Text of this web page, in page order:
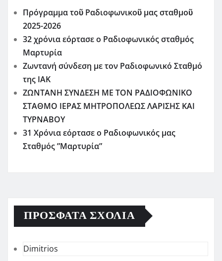
Πρόγραμμα τοῦ Ραδιοφωνικοῦ μας σταθμοῦ
2025-2026
32 χρόνια εόρτασε ο Ραδιοφωνικός σταθμός
Μαρτυρία
Ζωντανή σύνδεση με τον Ραδιοφωνικό Σταθμό
της ΙΑΚ
ΖΩΝΤΑΝΗ ΣΥΝΔΕΣΗ ΜΕ ΤΟΝ ΡΑΔΙΟΦΩΝΙΚΟ
ΣΤΑΘΜΟ ΙΕΡΑΣ ΜΗΤΡΟΠΟΛΕΩΣ ΛΑΡΙΣΗΣ ΚΑΙ
ΤΥΡΝΑΒΟΥ
31 Χρόνια εόρτασε ο Ραδιοφωνικός μας
Σταθμός ”Μαρτυρία”
ΠΡΌΣΦΑΤΑ ΣΧΌΛΙΑ
Dimitrios